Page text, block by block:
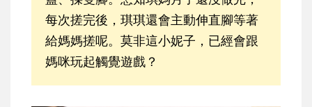
每次搓完後，琪琪還會主動伸直腳等著
給媽媽搓呢。莫非這小妮子，已經會跟
媽咪玩起觸覺遊戲？